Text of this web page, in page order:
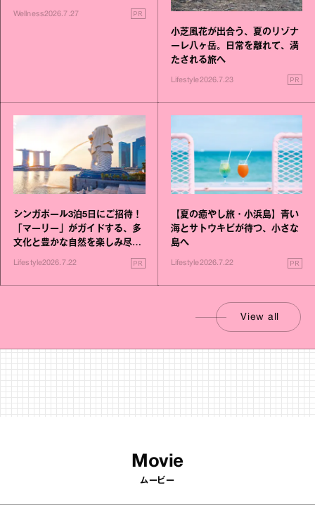
いこと毎日》シリーズが誕生
Wellness2026.7.27 PR
小芝風花が出合う、夏のリゾナ
ーレ八ヶ岳。日常を離れて、満
たされる旅へ
Lifestyle2026.7.23 PR
シンガポール3泊5日にご招待！
「マーリー」がガイドする、多
文化と豊かな自然を楽しみ尽く
Lifestyle2026.7.22 PR
【夏の癒やし旅・小浜島】青い
海とサトウキビが待つ、小さな
島へ
Lifestyle2026.7.22 PR
View all
Movie
ムービー